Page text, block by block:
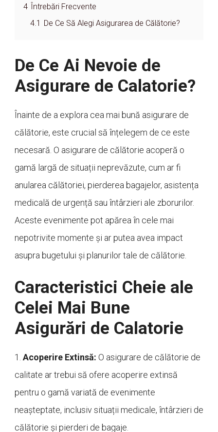
4
Întrebări Frecvente
4.1
De Ce Să Alegi Asigurarea de Călătorie?
De Ce Ai Nevoie de
Asigurare de Calatorie?
Înainte de a explora cea mai bună asigurare de
călătorie, este crucial să înțelegem de ce este
necesară. O asigurare de călătorie acoperă o
gamă largă de situații neprevăzute, cum ar fi
anularea călătoriei, pierderea bagajelor, asistența
medicală de urgență sau întârzieri ale zborurilor.
Aceste evenimente pot apărea în cele mai
nepotrivite momente și ar putea avea impact
asupra bugetului și planurilor tale de călătorie.
Caracteristici Cheie ale
Celei Mai Bune
Asigurări de Calatorie
1. Acoperire Extinsă: O asigurare de călătorie de
calitate ar trebui să ofere acoperire extinsă
pentru o gamă variată de evenimente
neașteptate, inclusiv situații medicale, întârzieri de
călătorie și pierderi de bagaje.